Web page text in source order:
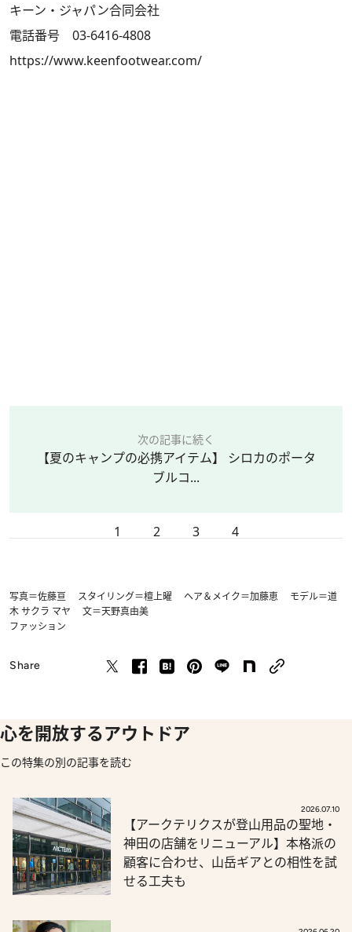
キーン・ジャパン合同会社
電話番号 03-6416-4808
https://www.keenfootwear.com/
次の記事に続く
【夏のキャンプの必携アイテム】 シロカのポータ
ブルコ...
1 2 3 4
写真＝佐藤亘 スタイリング＝檀上曜 ヘア＆メイク＝加藤恵 モデル＝道
木 サクラ マヤ 文＝天野真由美
ファッション
Share
心を開放するアウトドア
この特集の別の記事を読む
2026.07.10
【アークテリクスが登山用品の聖地・
神田の店舗をリニューアル】本格派の
顧客に合わせ、山岳ギアとの相性を試
せる工夫も